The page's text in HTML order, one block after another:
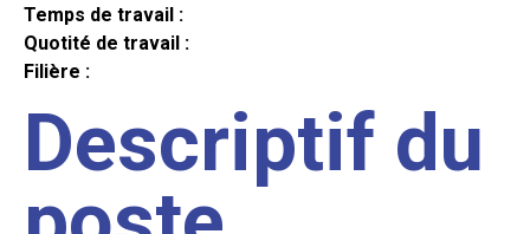
Temps de travail :
Quotité de travail :
Filière :
Descriptif du